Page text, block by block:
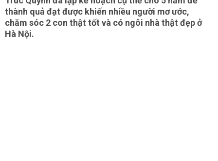
thành quả đạt được khiến nhiều người mơ ước,
chăm sóc 2 con thật tốt và có ngôi nhà thật đẹp ở
Hà Nội.